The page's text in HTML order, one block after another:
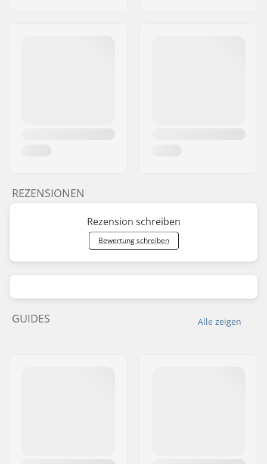
REZENSIONEN
Rezension schreiben
Bewertung schreiben
Alle zeigen
GUIDES